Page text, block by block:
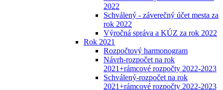
2022
Schválený - záverečný účet mesta za
rok 2022
Výročná správa a KÚZ za rok 2022
Rok 2021
Rozpočtový harmonogram
Návrh-rozpočet na rok
2021+rámcové rozpočty 2022-2023
Schválený-rozpočet na rok
2021+rámcové rozpočty 2022-2023